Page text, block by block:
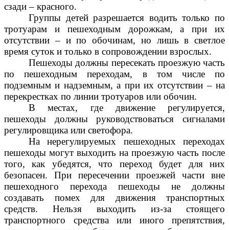
сзади – красного.
Группы детей разрешается водить только по
тротуарам и пешеходным дорожкам, а при их
отсутствии – и по обочинам, но лишь в светлое
время суток и только в сопровождении взрослых.
Пешеходы должны пересекать проезжую часть
по пешеходным переходам, в том числе по
подземным и надземным, а при их отсутствии – на
перекрестках по линии тротуаров или обочин.
В местах, где движение регулируется,
пешеходы должны руководствоваться сигналами
регулировщика или светофора.
На нерегулируемых пешеходных переходах
пешеходы могут выходить на проезжую часть после
того, как убедятся, что переход будет для них
безопасен. При пересечении проезжей части вне
пешеходного перехода пешеходы не должны
создавать помех для движения транспортных
средств. Нельзя выходить из-за стоящего
транспортного средства или иного препятствия,